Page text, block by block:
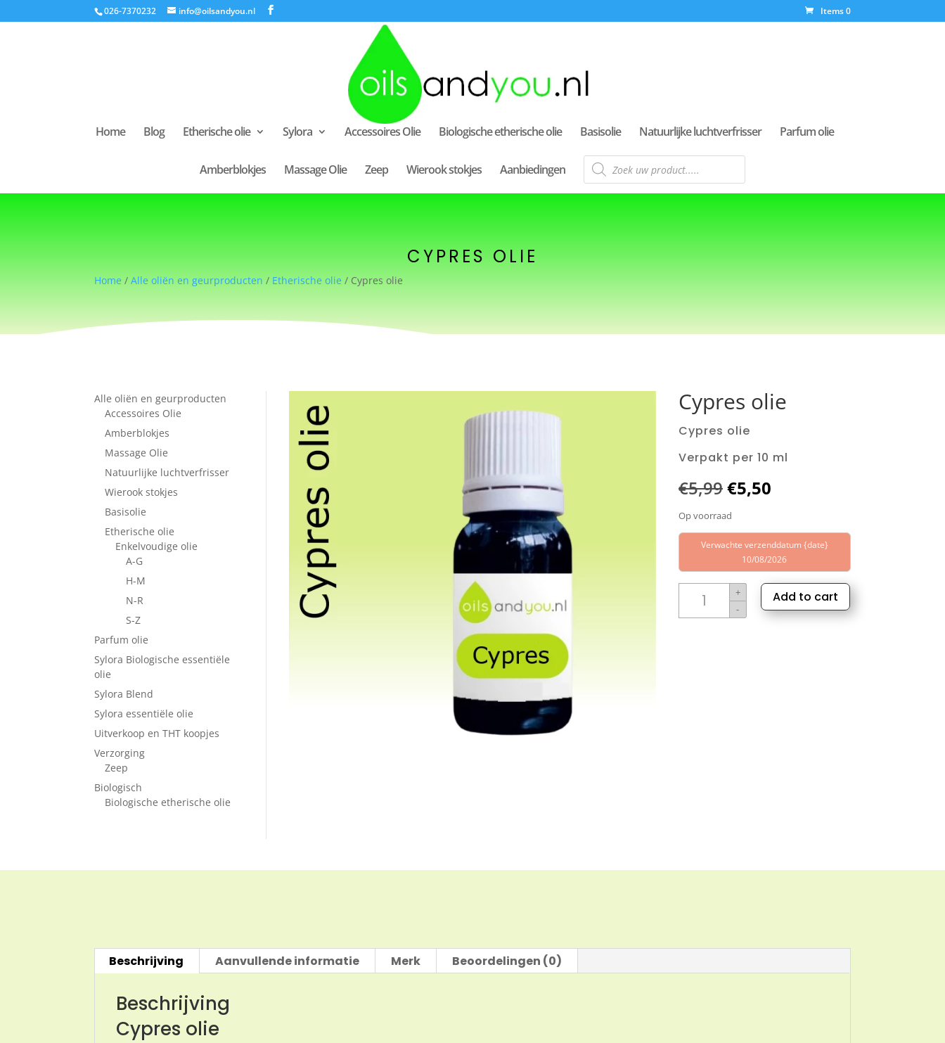
026-7370232 info@oilsandyou.nl Items 0
Home Blog Etherische olie Sylora Accessoires Olie Biologische etherische olie Basisolie Natuurlijke luchtverfrisser Parfum olie
Amberblokjes Massage Olie Zeep Wierook stokjes Aanbiedingen
Producten
zoeken
CYPRES OLIE
Home /Alle oliën en geurproducten / Etherische olie / Cypres olie
Alle oliën en geurproducten
Accessoires Olie
Amberblokjes
Massage Olie
Natuurlijke luchtverfrisser
Wierook stokjes
Basisolie
Etherische olie
Enkelvoudige olie
A-G
H-M
N-R
S-Z
Parfum olie
Sylora Biologische essentiële
olie
Sylora Blend
Sylora essentiële olie
Uitverkoop en THT koopjes
Verzorging
Zeep
Biologisch
Biologische etherische olie
Cypres olie
Cypres olie
Verpakt per 10 ml
€5,99Oorspronkelijke
prijs
was:
€5,99.
€5,50Huidige
is:
€5,50.
Op voorraad
Verwachte verzenddatum {date}
10/08/2026
aantal
+
-
Add to cart
Beschrijving Aanvullende informatie Merk Beoordelingen (0)
Beschrijving
Cypres olie